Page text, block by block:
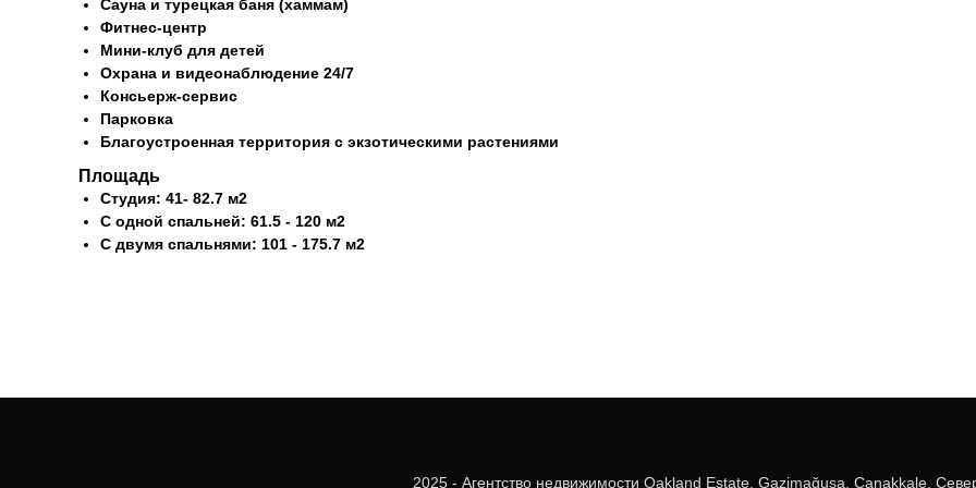
Сауна и турецкая баня (хаммам)
Фитнес-центр
Мини-клуб для детей
Охрана и видеонаблюдение 24/7
Консьерж-сервис
Парковка
Благоустроенная территория с экзотическими растениями
Площадь
Студия: 41- 82.7 м2
С одной спальней: 61.5 - 120 м2
С двумя спальнями: 101 - 175.7 м2
2025 - Агентство недвижимости Oakland Estate. Gazimağusa, Çanakkale,